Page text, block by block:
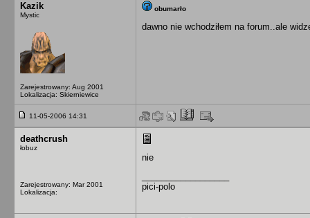
Kazik
Mystic
Zarejestrowany: Aug 2001
Lokalizacja: Skierniewice
obumarło
dawno nie wchodziłem na forum..ale
11-05-2006 14:31
deathcrush
łobuz
Zarejestrowany: Mar 2001
Lokalizacja:
nie
pici-polo